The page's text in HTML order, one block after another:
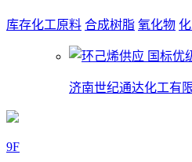
库存化工原料 合成树脂 氧化物
济南世纪通达化工有
9F